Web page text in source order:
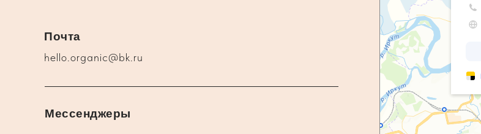
hello.organic@bk.ru
Почта
Мессенджеры